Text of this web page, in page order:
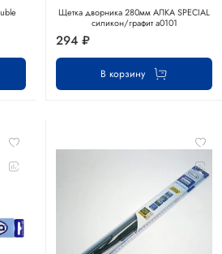
Щетка дворника 280мм АЛКА SPECIAL
силикон/графит а0101
294 ₽
В корзину